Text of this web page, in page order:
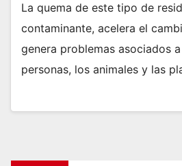
La quema de este tipo de
contaminante, acelera el
genera problemas asociados
personas, los animales y las